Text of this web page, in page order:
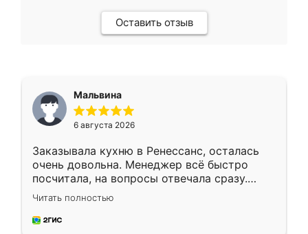
Оставить отзыв
Мальвина
6 августа 2026
Заказывала кухню в Ренессанс, осталась
очень довольна. Менеджер всё быстро
посчитала, на вопросы отвечала сразу.
Замерщик приехал в субботу, подошёл к
делу со всей ответственностью. Собрали
за день, ребята работали аккуратно, даже
Читать полностью